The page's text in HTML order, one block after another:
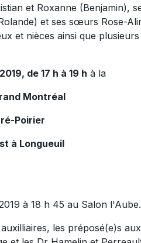
et Roxanne (Benjamin),
et ses sœurs Rose-
et nièces ainsi que
de 17 h à 19 h à la
Montréal
Poirier
à Longueuil
à 18 h 45 au Salon l'Aube.
les préposé(e)s aux